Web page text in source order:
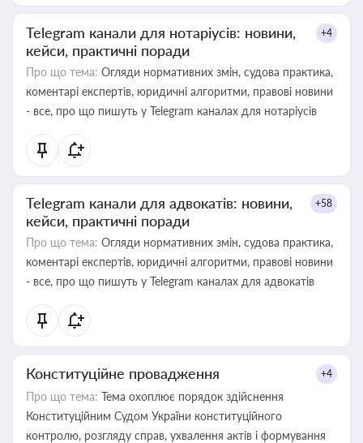
Telegram канали для нотаріусів: новини,
кейси, практичні поради
+4
Про що тема: Огляди нормативних змін, судова практика,
коментарі експертів, юридичні алгоритми, правові новини
- все, про що пишуть у Telegram каналах для нотаріусів
Telegram канали для адвокатів: новини,
кейси, практичні поради
+58
Про що тема: Огляди нормативних змін, судова практика,
коментарі експертів, юридичні алгоритми, правові новини
- все, про що пишуть у Telegram каналах для адвокатів
Конституційне провадження +4
Про що тема: Тема охоплює порядок здійснення
Конституційним Судом України конституційного
контролю, розгляду справ, ухвалення актів і формування